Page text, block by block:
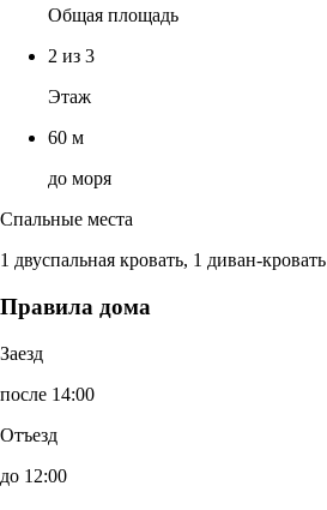
Общая площадь
2 из 3
Этаж
60 м
до моря
Спальные места
1 двуспальная кровать, 1 диван-кровать
Правила дома
Заезд
после 14:00
Отъезд
до 12:00